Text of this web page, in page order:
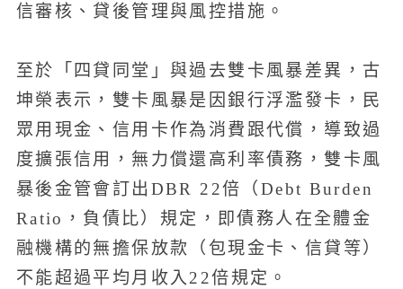
信審核、貸後管理與風控措施。
至於「四貸同堂」與過去雙卡風暴差異，古
坤榮表示，雙卡風暴是因銀行浮濫發卡，民
眾用現金、信用卡作為消費跟代償，導致過
度擴張信用，無力償還高利率債務，雙卡風
暴後金管會訂出DBR 22倍（Debt Burden
Ratio，負債比）規定，即債務人在全體金
融機構的無擔保放款（包現金卡、信貸等）
不能超過平均月收入22倍規定。